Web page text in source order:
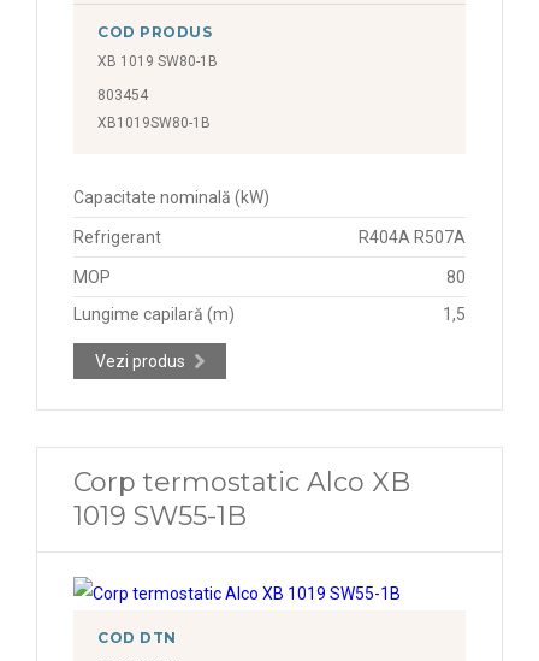
COD PRODUS
XB 1019 SW80-1B
803454
XB1019SW80-1B
Capacitate nominală (kW)
Refrigerant R404A R507A
MOP
80
Lungime capilară (m)
1,5
Vezi produs
Corp termostatic Alco XB
1019 SW55-1B
COD DTN